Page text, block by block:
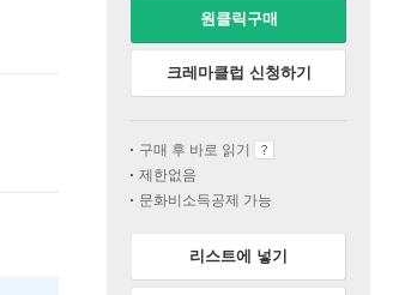
원클릭구매
크레마클럽 신청하기
구매 후 바로 읽기
제한없음
문화비소득공제 가능
리스트에 넣기